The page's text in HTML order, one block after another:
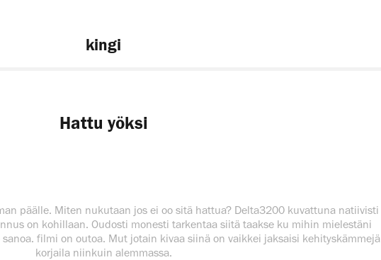
kingi
Hattu yöksi
päälle. Miten nukutaan jos ei oo sitä hattua? Delta3200 kuvattuna natiivisti
on kohillaan. Oudosti monesti tarkentaa siitä taakse ku mihin mielestäni
filmi on outoa. Mut jotain kivaa siinä on vaikkei jaksaisi kehityskämmejä
korjaila niinkuin alemmassa.